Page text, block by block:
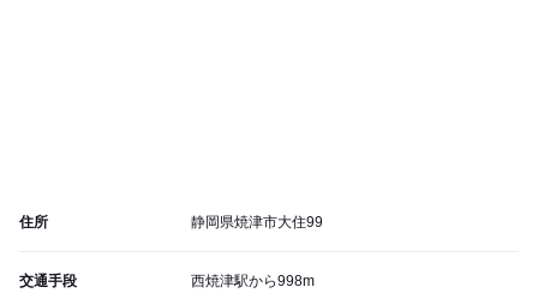
住所 静岡県焼津市大住99
交通手段 西焼津駅から998m